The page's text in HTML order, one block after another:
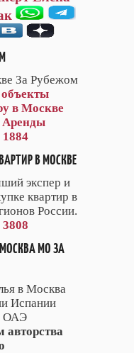
За Рубежом
в Москве
Аренды
1884
В МОСКВЕ
экспер и
квартир в
России.
МО ЗА
в Москва
Испании
ОАЭ
авторства